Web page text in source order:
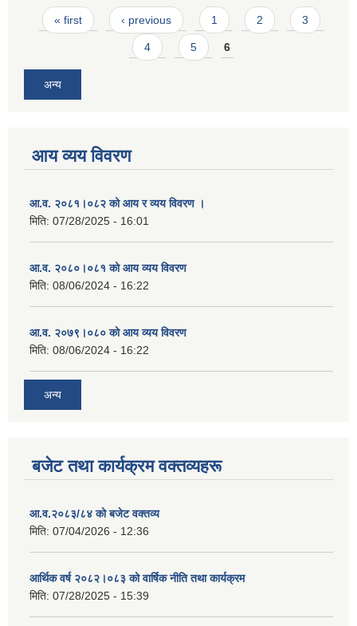
Pages
« first ‹ previous 1 2 3
4 5 6
अन्य
आय व्यय विवरण
आ.व. २०८१।०८२ को आय र व्यय विवरण ।
मिति: 07/28/2025 - 16:01
आ.व. २०८०।०८१ को आय व्यय विवरण
मिति: 08/06/2024 - 16:22
आ.व. २०७९।०८० को आय व्यय विवरण
मिति: 08/06/2024 - 16:22
अन्य
बजेट तथा कार्यक्रम वक्तव्यहरू
आ.व.२०८३/८४ को बजेट वक्तव्य
मिति: 07/04/2026 - 12:36
आर्थिक वर्ष २०८२।०८३ को वार्षिक नीति तथा कार्यक्रम
मिति: 07/28/2025 - 15:39